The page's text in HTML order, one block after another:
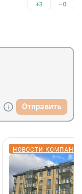
+3 –0
Отправить
НОВОСТИ